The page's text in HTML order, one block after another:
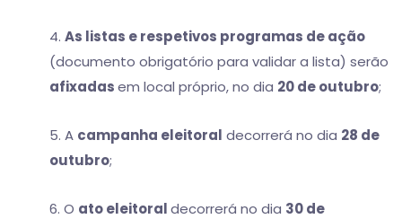
4. As listas e respetivos programas de ação
(documento obrigatório para validar a lista) serão
afixadasem local próprio, no dia 20 de outubro;
5. A campanha eleitoral decorrerá no dia 28 de
outubro;
6. O ato eleitoraldecorrerá no dia 30 de